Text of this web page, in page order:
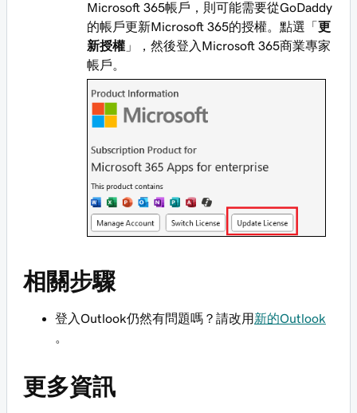
Microsoft 365帳戶，則可能需要從GoDaddy
的帳戶更新Microsoft 365的授權。點選「 更
新授權 」，然後登入Microsoft 365商業專家
帳戶。
相關步驟
登入Outlook仍然有問題嗎？請改用 新的Outlook
更多資訊